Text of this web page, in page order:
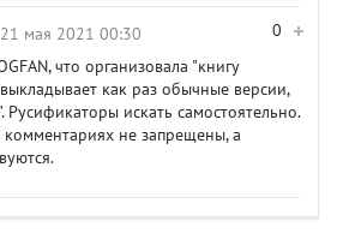
0
21 мая 2021 00:30
что организовала "книгу
как раз обычные версии,
Русификаторы искать самостоятельно.
комментариях не запрещены, а